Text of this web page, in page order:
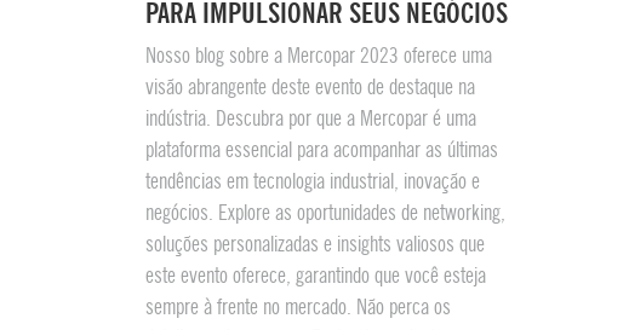
PARA IMPULSIONAR SEUS NEGÓCIOS
Nosso blog sobre a Mercopar 2023 oferece uma
visão abrangente deste evento de destaque na
indústria. Descubra por que a Mercopar é uma
plataforma essencial para acompanhar as últimas
tendências em tecnologia industrial, inovação e
negócios. Explore as oportunidades de networking,
soluções personalizadas e insights valiosos que
este evento oferece, garantindo que você esteja
sempre à frente no mercado. Não perca os